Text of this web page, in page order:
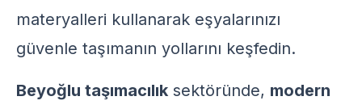
materyalleri kullanarak eşyalarınızı
güvenle taşımanın yollarını keşfedin.
Beyoğlu taşımacılık sektöründe, modern